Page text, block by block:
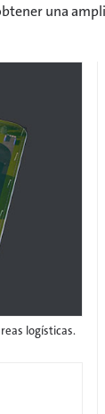
una
logísticas.